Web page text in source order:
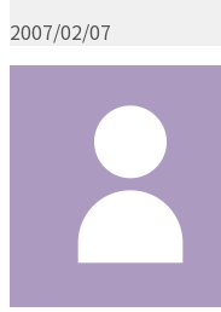
2007/02/07